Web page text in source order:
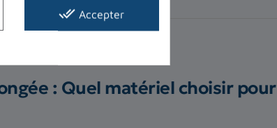
: Quel matériel choisir pour
done_all Accepter